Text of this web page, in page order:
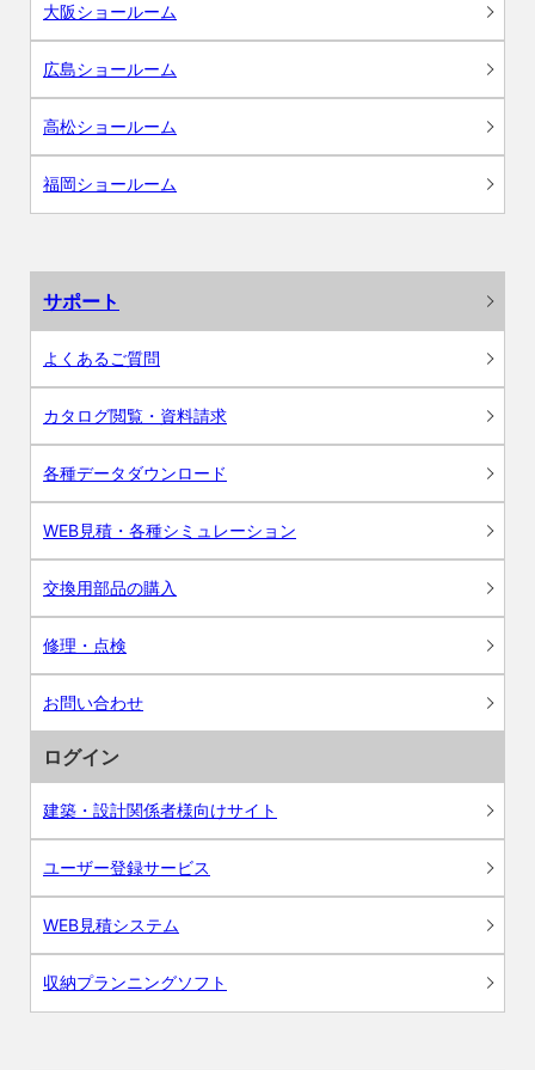
大阪ショールーム
広島ショールーム
高松ショールーム
福岡ショールーム
サポート
よくあるご質問
カタログ閲覧・資料請求
各種データダウンロード
WEB見積・各種シミュレーション
交換用部品の購入
修理・点検
お問い合わせ
ログイン
建築・設計関係者様向けサイト
ユーザー登録サービス
WEB見積システム
収納プランニングソフト